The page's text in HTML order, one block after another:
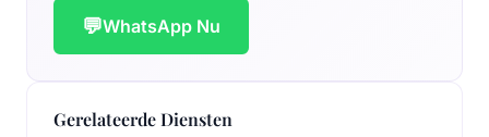
💬WhatsApp Nu
Gerelateerde Diensten